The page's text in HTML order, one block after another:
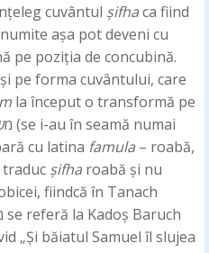
cuvântul șifhaca fiind
așa pot deveni cu
pe poziția de concubină.
pe forma cuvântului, care
la început o transformă pe
cu latina famula – roabă,
traduc șifha roabă și nu
fiindcă în Tanach
„Și băiatul Samuel îl slujea